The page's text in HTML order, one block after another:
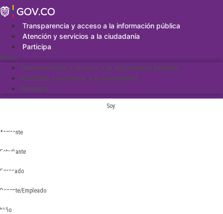
Saltar
al
contenidoTransparencia y acceso a la información pública
Atención y servicios a la ciudadanía
Participa
Menu
Transparencia y acceso a la información pública
Atención y servicios a la ciudadanía
Participa
Soy:
Aspirante
Estudiante
Egresado
Docente/Empleado
Niño